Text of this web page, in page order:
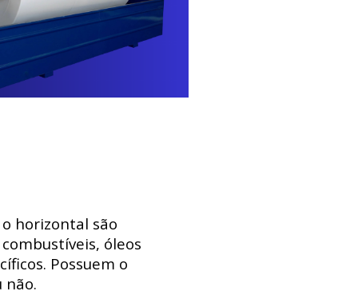
horizontal são
óleos
Possuem o
não.